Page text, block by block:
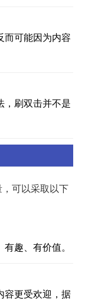
而可能因为内容
，刷双击并不是
可以采取以下
趣、有价值。
容更受欢迎，据